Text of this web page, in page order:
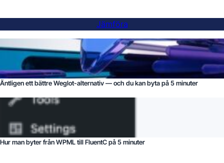
Jämföra
Äntligen ett bättre Weglot-alternativ — och du kan byta på 5 minuter
Hur man byter från WPML till FluentC på 5 minuter